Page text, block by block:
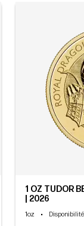
1 OZ TUDOR
| 2026
1oz • Disponibilité